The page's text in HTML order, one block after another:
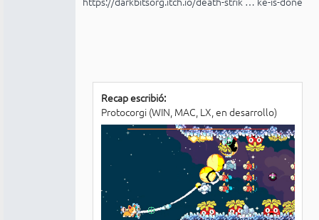
Recap escribió:
Protocorgi (WIN, MAC, LX, en desarrollo)